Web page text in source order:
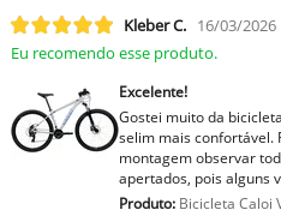
Kleber C. 16/03/2026
Eu recomendo esse produto.
Excelente!
Gostei muito da
selim mais confortável.
montagem observar
apertados, pois alguns
Produto:Bicicleta Caloi